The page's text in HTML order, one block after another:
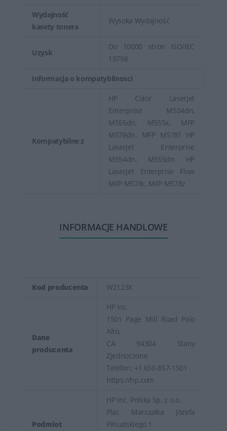
Wydajność
kasety tonera
Wysoka Wydajność
Uzysk
Do 10000 stron ISO/IEC
19798
Informacja o kompatybilnosci
Kompatybilne z
HP Color LaserJet
Enterprise M554dn,
M555dn, M555x, MFP
M578dn, MFP M578f HP
LaserJet Enterprise
M554dn, M555dn HP
LaserJet Enterprise Flow
MFP M578c, MFP M578z
INFORMACJE HANDLOWE
Kod producenta W2123X
Dane
producenta
HP Inc.
1501 Page Mill Road Palo
Alto,
CA 94304 Stany
Zjednoczone
Telefon: +1 650-857-1501
https://hp.com
Podmiot
HP Inc. Polska Sp. z o.o.
Plac Marszałka Józefa
Piłsudskiego 1